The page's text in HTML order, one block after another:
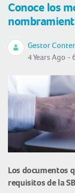
Conoce los
Gestor
4 Years Ago -
Los documentos
requisitos de la